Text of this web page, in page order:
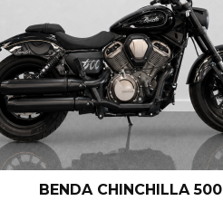
BENDA CHINCHILLA 500